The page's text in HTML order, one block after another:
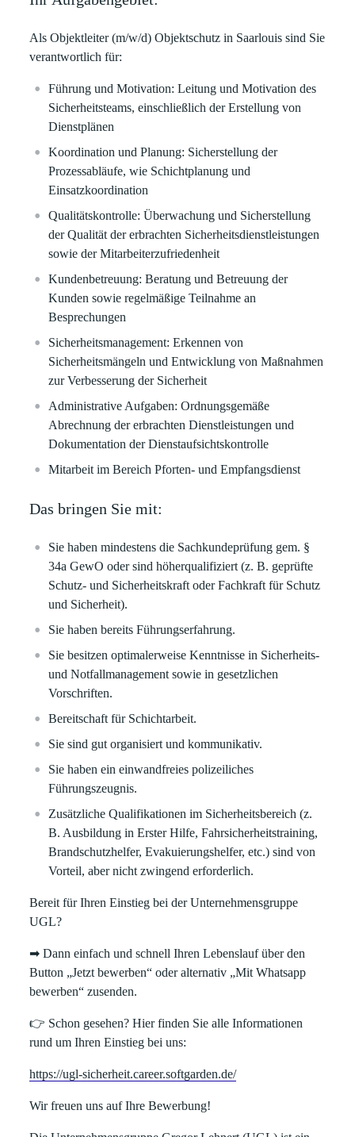
Als Objektleiter (m/w/d) Objektschutz in Saarlouis sind Sie
verantwortlich für:
Führung und Motivation: Leitung und Motivation des
Sicherheitsteams, einschließlich der Erstellung von
Dienstplänen
Koordination und Planung: Sicherstellung der
Prozessabläufe, wie Schichtplanung und
Einsatzkoordination
Qualitätskontrolle: Überwachung und Sicherstellung
der Qualität der erbrachten Sicherheitsdienstleistungen
sowie der Mitarbeiterzufriedenheit
Kundenbetreuung: Beratung und Betreuung der
Kunden sowie regelmäßige Teilnahme an
Besprechungen
Sicherheitsmanagement: Erkennen von
Sicherheitsmängeln und Entwicklung von Maßnahmen
zur Verbesserung der Sicherheit
Administrative Aufgaben:Ordnungsgemäße
Abrechnung der erbrachten Dienstleistungen und
Dokumentation der Dienstaufsichtskontrolle
Mitarbeit im Bereich Pforten- und Empfangsdienst
Das bringen Sie mit:
Sie haben mindestens die Sachkundeprüfung gem. §
34a GewO oder sind höherqualifiziert (z. B. geprüfte
Schutz- und Sicherheitskraft oder Fachkraft für Schutz
und Sicherheit).
Sie haben bereits Führungserfahrung.
Sie besitzen optimalerweise Kenntnisse in Sicherheits-
und Notfallmanagement sowie in gesetzlichen
Vorschriften.
Bereitschaft für Schichtarbeit.
Sie sind gut organisiert und kommunikativ.
Sie haben ein einwandfreies polizeiliches
Führungszeugnis.
Zusätzliche Qualifikationen im Sicherheitsbereich (z.
B. Ausbildung in Erster Hilfe, Fahrsicherheitstraining,
Brandschutzhelfer, Evakuierungshelfer, etc.) sind von
Vorteil, aber nicht zwingend erforderlich.
Bereit für Ihren Einstieg bei der Unternehmensgruppe
UGL?
➡ Dann einfach und schnell Ihren Lebenslauf über den
Button „Jetzt bewerben“ oder alternativ „Mit Whatsapp
bewerben“ zusenden.
👉 Schon gesehen? Hier finden Sie alle Informationen
rund um Ihren Einstieg bei uns:
https://ugl-sicherheit.career.softgarden.de/
Wir freuen uns auf Ihre Bewerbung!